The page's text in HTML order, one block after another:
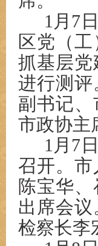
1月7
区党（
抓基层
进行测
副书记
市政协主
1月7
召开。
陈宝华
出席会
检察长李